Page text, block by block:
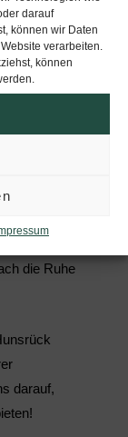
darauf
können wir Daten
verarbeiten.
können
Glas Wein
nur Komfort
um
die Ruhe
darauf,